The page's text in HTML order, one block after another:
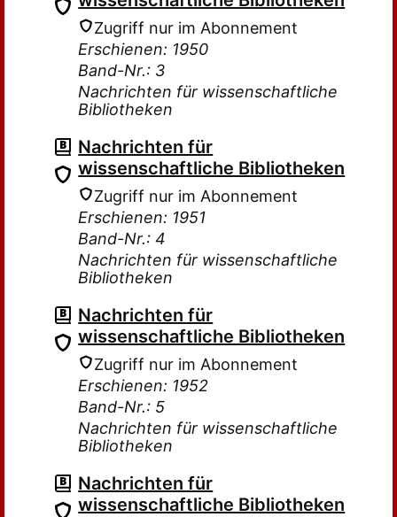
Zugriff nur im Abonnement
Erschienen: 1950
Band-Nr.: 3
Nachrichten für wissenschaftliche
Bibliotheken
Nachrichten für
wissenschaftliche Bibliotheken
Zugriff nur im Abonnement
Erschienen: 1951
Band-Nr.: 4
Nachrichten für wissenschaftliche
Bibliotheken
Nachrichten für
wissenschaftliche Bibliotheken
Zugriff nur im Abonnement
Erschienen: 1952
Band-Nr.: 5
Nachrichten für wissenschaftliche
Bibliotheken
Nachrichten für
wissenschaftliche Bibliotheken